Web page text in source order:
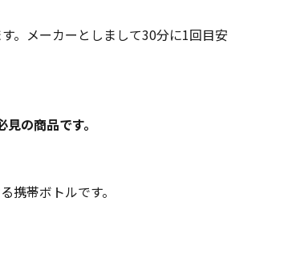
。メーカーとしまして30分に1回目安
の商品です。
帯ボトルです。